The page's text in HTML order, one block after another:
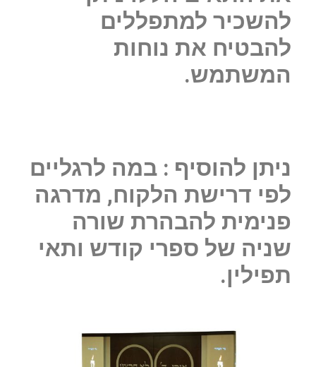
להשכיר למתפללים
להבטיח את נוחות
המשתמש.
ניתן להוסיף : במה לרגליים
לפי דרישת הלקוח, מדרגה
פנימית להבהרת שורה
שניה של ספרי קודש ותאי
תפילין.